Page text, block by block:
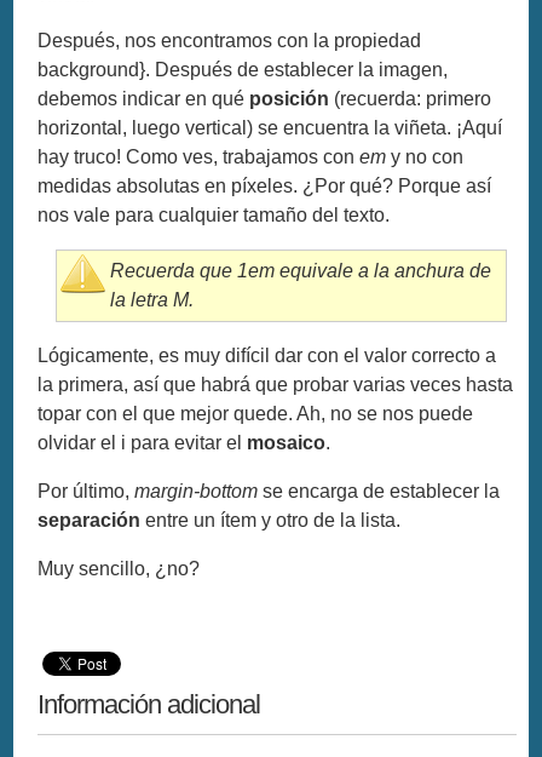
Después, nos encontramos con la propiedad
background}. Después de establecer la imagen,
debemos indicar en qué posición (recuerda: primero
horizontal, luego vertical) se encuentra la viñeta. ¡Aquí
hay truco! Como ves, trabajamos conem y no con
medidas absolutas en píxeles. ¿Por qué? Porque así
nos vale para cualquier tamaño del texto.
Recuerda que 1em equivale a la anchura de
la letra M.
Lógicamente, es muy difícil dar con el valor correcto a
la primera, así que habrá que probar varias veces hasta
topar con el que mejor quede. Ah, no se nos puede
olvidar el i para evitar el mosaico.
Por último,margin-bottom se encarga de establecer la
separación entre un ítem y otro de la lista.
Muy sencillo, ¿no?
Información adicional